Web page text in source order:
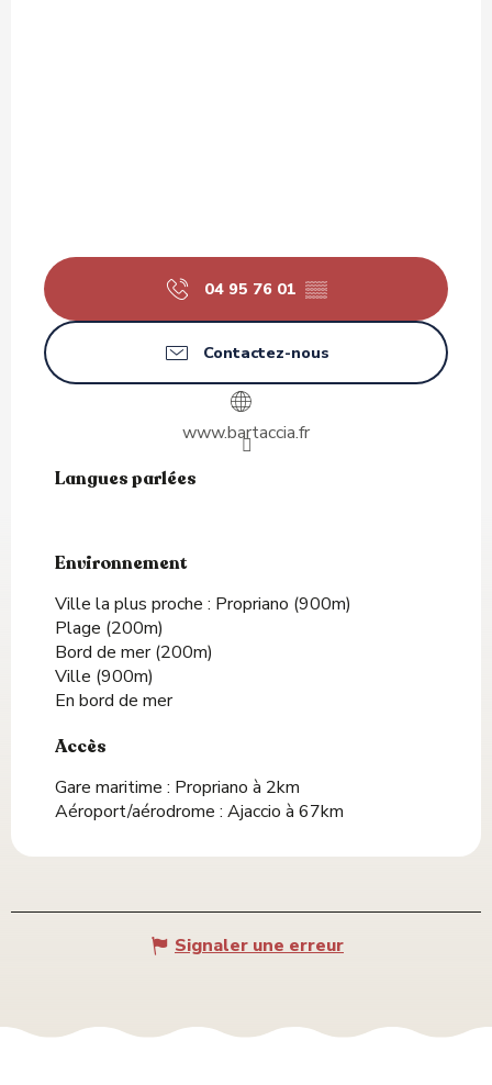
04 95 76 01 ▒▒
Contactez-nous
www.bartaccia.fr
Langues parlées
Langues parlées
Environnement
Environnement
Ville la plus proche : Propriano (900m)
Plage (200m)
Bord de mer(200m)
Ville (900m)
En bord de mer
Accès
Accès
Gare maritime : Propriano à 2km
Aéroport/aérodrome : Ajaccio à 67km
Signaler une erreur